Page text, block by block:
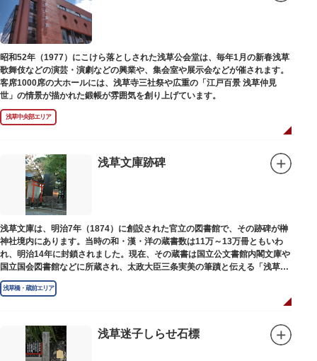
昭和52年（1977）にこけら落としされた浅草公会堂は、毎年1月の新春浅草
歌舞伎などの演芸・演劇などの興業や、集会室や展示会などが催されます。
客席1000席の大ホールには、浅草寺三社祭や広重の「江戸百景 浅草仲見
世」の情景が描かれた鍛帳が雰囲気を創り上げています。
浅草中央部エリア
浅草文庫跡碑
浅草文庫は、明治7年（1874）に創設された官立の図書館で、その跡碑が榊
神社境内にあります。当時の和・漢・洋の蔵書数は11万～13万冊ともいわ
れ、明治14年に封鎖されました。現在、その蔵書は国立公文書館内閣文庫や
国立国会図書館などに所蔵され、太政大臣三条実美の筆蹟と伝える「浅草文
庫」の朱印が押されています。
浅草橋・蔵前エリア
浅草迷子しらせ石標